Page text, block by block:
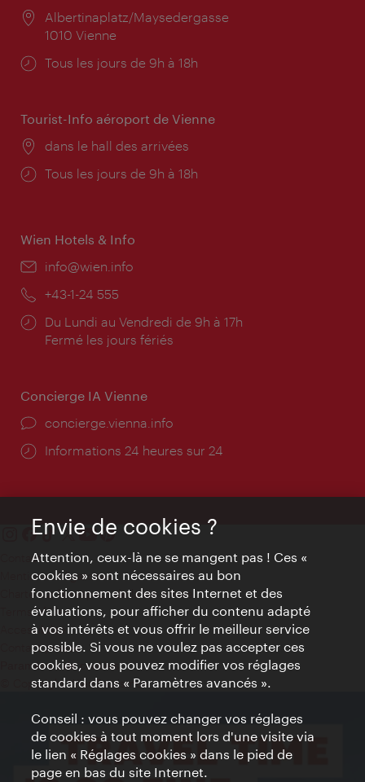
Lieu:
Albertinaplatz/Maysedergasse
1010 Vienne
Horaires
Tous les jours de 9h à 18h
Tourist-Info aéroport de Vienne
Lieu:
dans le hall des arrivées
Horaires
Tous les jours de 9h à 18h
Wien Hotels & Info
E-
info@wien.info
Téléphone:
+43-1-24 555
Horaires
d'ouverture:
Du Lundi au Vendredi de 9h à 17h
Fermé les jours fériés
Concierge IA Vienne
Ort:
concierge.vienna.info
Öffnungszeiten:
Informations 24 heures sur 24
Contact
Mentions obligatoires
Charte sur le respect de la vie privée
Terms of Use
Accessibilité
Contact presse
Paramètres de cookies
© Copyright WienTourismus
Envie de cookies ?
Attention, ceux-là ne se mangent pas ! Ces «
cookies » sont nécessaires au bon
fonctionnement des sites Internet et des
évaluations, pour afficher du contenu adapté
à vos intérêts et vous offrir le meilleur service
possible. Si vous ne voulez pas accepter ces
cookies, vous pouvez modifier vos réglages
standard dans « Paramètres avancés ».
Conseil : vous pouvez changer vos réglages
de cookies à tout moment lors d'une visite via
le lien « Réglages cookies » dans le pied de
page en bas du site Internet.